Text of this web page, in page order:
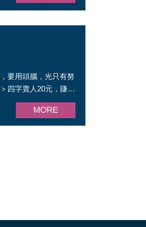
要用頭腦，光只有努
四字賣人20元，賺翻
MORE